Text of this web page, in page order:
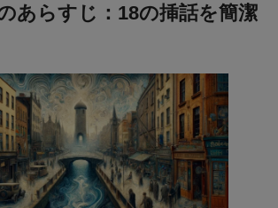
あらすじ：18の挿話を簡潔